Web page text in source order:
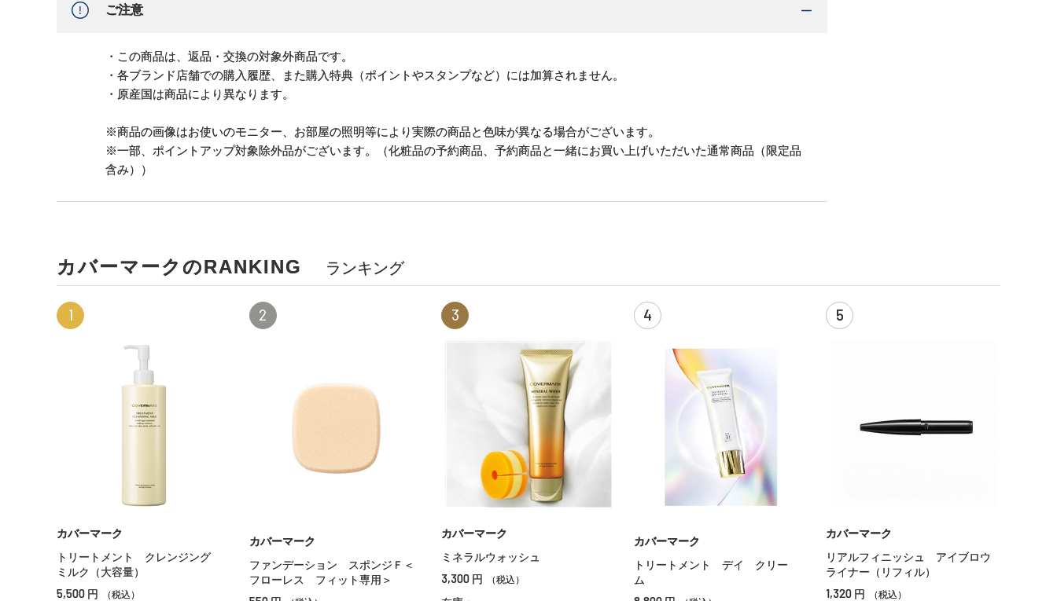
ご注意
・この商品は、返品・交換の対象外商品です。
・各ブランド店舗での購入履歴、また購入特典（ポイントやスタンプなど）には加算されません。
・原産国は商品により異なります。
※商品の画像はお使いのモニター、お部屋の照明等により実際の商品と色味が異なる場合がございます。
※一部、ポイントアップ対象除外品がございます。（化粧品の予約商品、予約商品と一緒にお買い上げいただいた通常商品（限定品
含み））
カバーマークのRANKING ランキング
1
カバーマーク
トリートメント クレンジング
ミルク（大容量）
5,500 円 （税込）
2
カバーマーク
ファンデーション スポンジＦ＜
フローレス フィット専用＞
3
カバーマーク
ミネラルウォッシュ
3,300 円 （税込）
4
カバーマーク
トリートメント デイ クリー
ム
5
カバーマーク
リアルフィニッシュ アイブロウ
ライナー（リフィル）
1,320 円 （税込）